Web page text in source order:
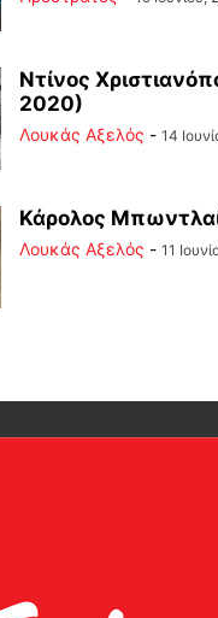
Ντίνος
2020)
Λουκάς Αξελός - 14
Κάρολος
Λουκάς Αξελός - 11